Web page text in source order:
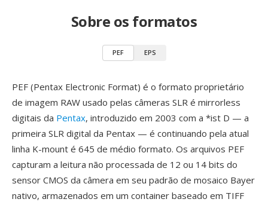
Sobre os formatos
PEF EPS
PEF (Pentax Electronic Format) é o formato proprietário
de imagem RAW usado pelas câmeras SLR é mirrorless
digitais da Pentax, introduzido em 2003 com a *ist D — a
primeira SLR digital da Pentax — é continuando pela atual
linha K-mount é 645 de médio formato. Os arquivos PEF
capturam a leitura não processada de 12 ou 14 bits do
sensor CMOS da câmera em seu padrão de mosaico Bayer
nativo, armazenados em um container baseado em TIFF